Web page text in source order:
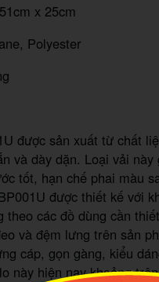
x 25cm
Polyester
được sản xuất từ chất
và dày dặn. Loại vải
tốt, hạn chế phai màu
được thiết kế với
theo các đồ dùng cần
và đệm lưng trên sản
cáp, gọn gàng, kiểu
này hiện nay khoảng